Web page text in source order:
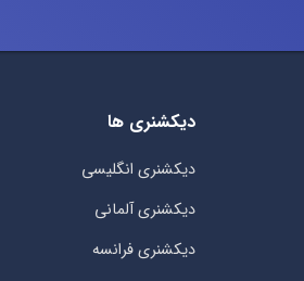
دیکشنری ها
دیکشنری انگلیسی
دیکشنری آلمانی
دیکشنری فرانسه